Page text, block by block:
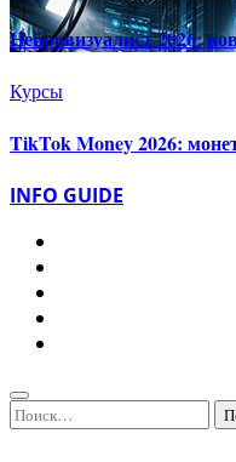
Нейровизуалист 2026:
Курсы
TikTok Money 2026:
INFO GUIDE
Найти: